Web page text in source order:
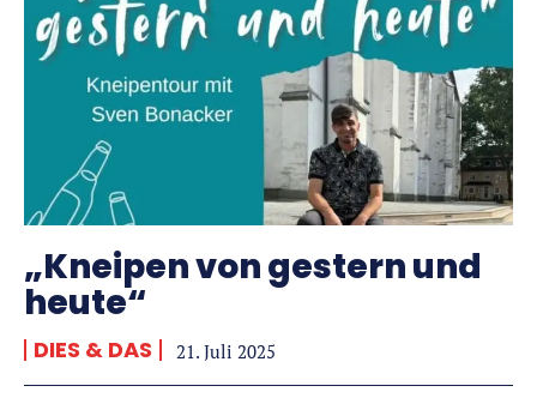
„Kneipen von gestern und
heute“
DIES & DAS 21. Juli 2025